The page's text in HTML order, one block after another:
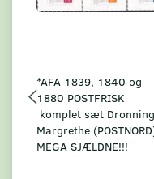
*AFA 1839, 1840 og
1880 POSTFRISK
komplet sæt Dronning
Margrethe
MEGA SJÆLDNE!!!